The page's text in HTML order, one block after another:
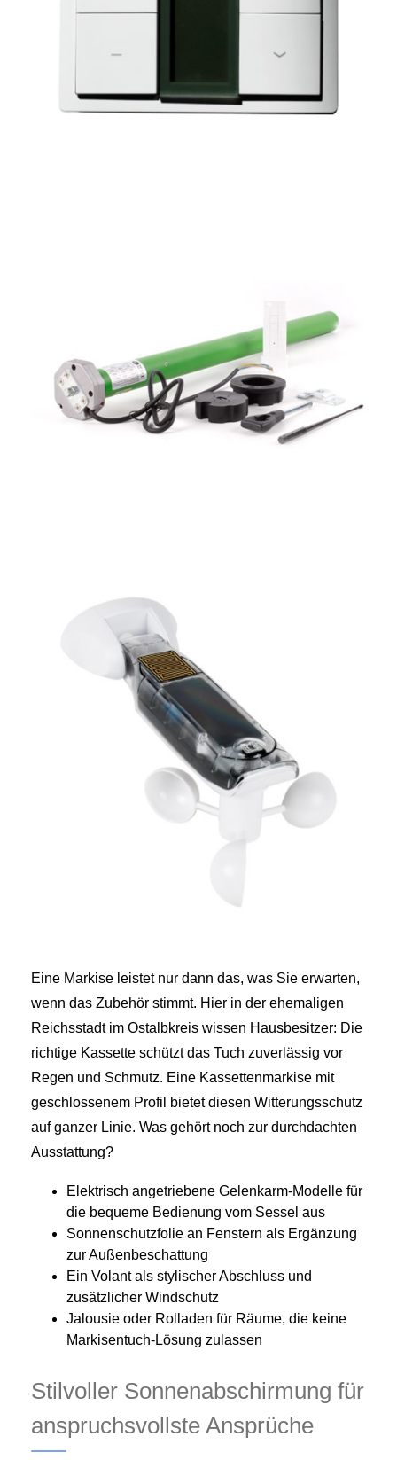
Eine Markise leistet nur dann das, was Sie erwarten,
wenn das Zubehör stimmt. Hier in der ehemaligen
Reichsstadt im Ostalbkreis wissen Hausbesitzer: Die
richtige Kassette schützt das Tuch zuverlässig vor
Regen und Schmutz. Eine Kassettenmarkise mit
geschlossenem Profil bietet diesen Witterungsschutz
auf ganzer Linie. Was gehört noch zur durchdachten
Ausstattung?
Elektrisch angetriebene Gelenkarm-Modelle für
die bequeme Bedienung vom Sessel aus
Sonnenschutzfolie an Fenstern als Ergänzung
zur Außenbeschattung
Ein Volant als stylischer Abschluss und
zusätzlicher Windschutz
Jalousie oder Rolladen für Räume, die keine
Markisentuch-Lösung zulassen
Stilvoller Sonnenabschirmung für
anspruchsvollste Ansprüche